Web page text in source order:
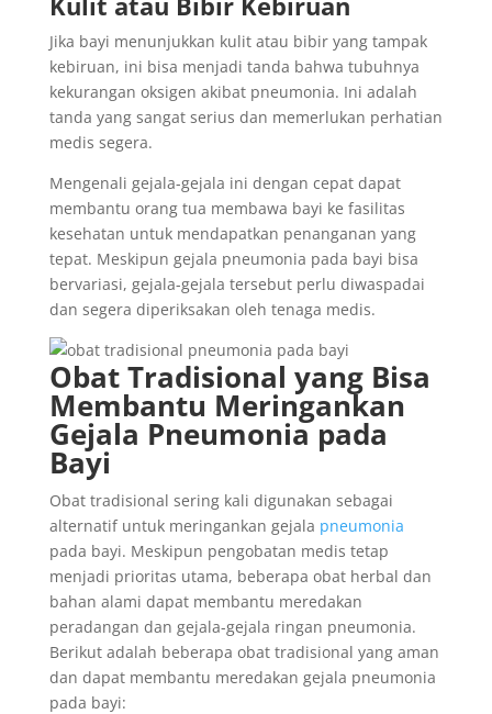
Jika bayi menunjukkan kulit atau bibir yang tampak
kebiruan, ini bisa menjadi tanda bahwa tubuhnya
kekurangan oksigen akibat pneumonia. Ini adalah
tanda yang sangat serius dan memerlukan perhatian
medis segera.
Mengenali gejala-gejala ini dengan cepat dapat
membantu orang tua membawa bayi ke fasilitas
kesehatan untuk mendapatkan penanganan yang
tepat. Meskipun gejala pneumonia pada bayi bisa
bervariasi, gejala-gejala tersebut perlu diwaspadai
dan segera diperiksakan oleh tenaga medis.
Obat Tradisional yang Bisa
Membantu Meringankan
Gejala Pneumonia pada
Bayi
Obat tradisional sering kali digunakan sebagai
alternatif untuk meringankan gejala pneumonia
pada bayi. Meskipun pengobatan medis tetap
menjadi prioritas utama, beberapa obat herbal dan
bahan alami dapat membantu meredakan
peradangan dan gejala-gejala ringan pneumonia.
Berikut adalah beberapa obat tradisional yang aman
dan dapat membantu meredakan gejala pneumonia
pada bayi: